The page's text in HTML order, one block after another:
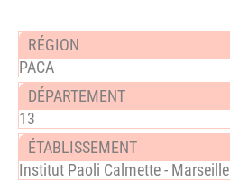
PACA
13
Institut Paoli Calmette - Marseille